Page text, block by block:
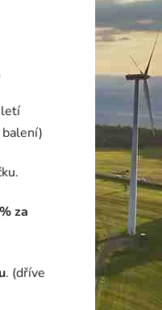
letí
za
. (dříve